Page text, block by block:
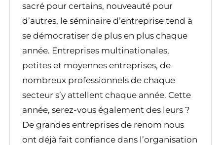
sacré pour certains, nouveauté pour
d’autres, le séminaire d’entreprise tend à
se démocratiser de plus en plus chaque
année. Entreprises multinationales,
petites et moyennes entreprises, de
nombreux professionnels de chaque
secteur s’y attellent chaque année. Cette
année, serez-vous également des leurs ?
De grandes entreprises de renom nous
ont déjà fait confiance dans l’organisation